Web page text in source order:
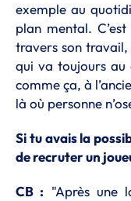
exemple au
plan mental.
travers son travail,
qui va toujours au
comme ça, à
là où personne
Si tu avais la
de recruter un
CB : "Après une